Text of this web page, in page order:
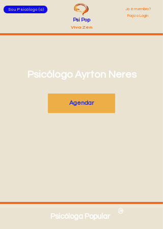
Sou Psicólogo (a)
Já é membro?
Faça o Login
Psi Pop
Viva Zen
Psicólogo Ayrton Neres
Agendar
Psicóloga Popular
®